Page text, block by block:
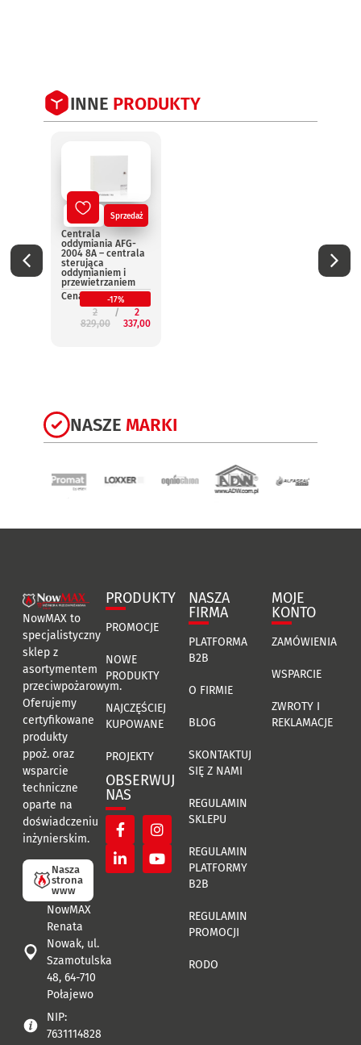
INNE PRODUKTY
Nowy Sprzedaż
Centrala
oddymiania AFG-
2004 8A – centrala
sterująca
oddymianiem i
przewietrzaniem
Cena:
-17%
2
829,00
2
337,00
NASZE MARKI
NowMAX to
specjalistyczny
sklep z
asortymentem
przeciwpożarowym.
Oferujemy
certyfikowane
produkty
ppoż. oraz
wsparcie
techniczne
oparte na
doświadczeniu
inżynierskim.
Nasza
strona
www
NowMAX
Renata
Nowak, ul.
Szamotulska
48, 64-710
Połajewo
NIP:
7631114828
PRODUKTY
PROMOCJE
NOWE
PRODUKTY
NAJCZĘŚCIEJ
KUPOWANE
PROJEKTY
OBSERWUJ
NAS
NASZA
FIRMA
PLATFORMA
B2B
O FIRMIE
BLOG
SKONTAKTUJ
SIĘ Z NAMI
REGULAMIN
SKLEPU
REGULAMIN
PLATFORMY
B2B
REGULAMIN
PROMOCJI
RODO
MOJE
KONTO
ZAMÓWIENIA
WSPARCIE
ZWROTY I
REKLAMACJE